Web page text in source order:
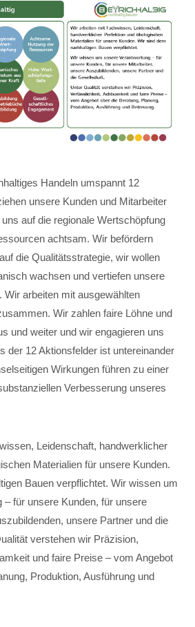
Handeln umspannt 12
unsere Kunden und Mitarbeiter
auf die regionale Wertschöpfung
achtsam. Wir befördern
die Qualitätsstrategie, wir wollen
wachsen und vertiefen unsere
arbeiten mit ausgewählten
Wir zahlen faire Löhne und
und weiter und wir engagieren uns
der 12 Aktionsfelder ist untereinander
Wirkungen führen zu einer
Verbesserung unseres
Leidenschaft, handwerklicher
Materialien für unsere Kunden.
Bauen verpflichtet. Wir wissen um
– für unsere Kunden, für unsere
unsere Partner und die
verstehen wir Präzision,
und faire Preise – vom Angebot
Produktion, Ausführung und